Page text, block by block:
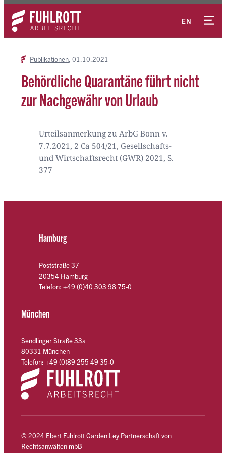
Zum
Inhalt
springen
EN
Kontakt
Publikationen 01.10.2021
Behördliche Quarantäne führt nicht
zur Nachgewähr von Urlaub
Urteilsanmerkung zu ArbG Bonn v.
7.7.2021, 2 Ca 504/21, Gesellschafts-
und Wirtschaftsrecht (GWR) 2021, S.
377
Hamburg
Poststraße 37
20354 Hamburg
Telefon: +49 (0)40 303 98 75-0
München
Sendlinger Straße 33a
80331 München
Telefon: +49 (0)89 255 49 35-0
© 2024 Ebert Fuhlrott Garden Ley Partnerschaft von
Rechtsanwälten mbB